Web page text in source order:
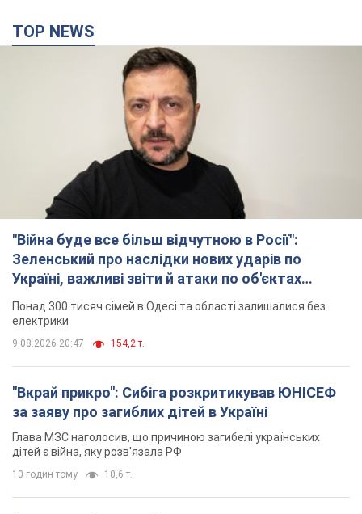
TOP NEWS
"Війна буде все більш відчутною в Росії":
Зеленський про наслідки нових ударів по
Україні, важливі звіти й атаки по об'єктах
ворога. Відео
Понад 300 тисяч сімей в Одесі та області залишалися без
електрики
9.08.2026 20:47 154,2 т.
"Вкрай прикро": Сибіга розкритикував ЮНІСЕФ
за заяву про загиблих дітей в Україні
Глава МЗС наголосив, що причиною загибелі українських
дітей є війна, яку розв'язала РФ
10 годин тому 10,6 т.